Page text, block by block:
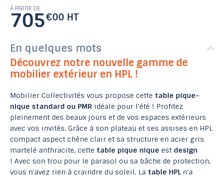
À PARTIR DE
705€00 HT
En quelques mots
Découvrez notre nouvelle gamme de
mobilier extérieur en HPL !
Mobilier Collectivités vous propose cette table pique-
nique standard ou PMR idéale pour l'été ! Profitez
pleinement des beaux jours et de vos espaces extérieurs
avec vos invités. Grâce à son plateau et ses assises en HPL
compact aspect chêne clair et sa structure en acier gris
martelé anthracite, cette table pique nique est design
! Avec son trou pour le parasol ou sa bâche de protection,
vous n'avez rien à craindre du soleil. La table HPLn'a